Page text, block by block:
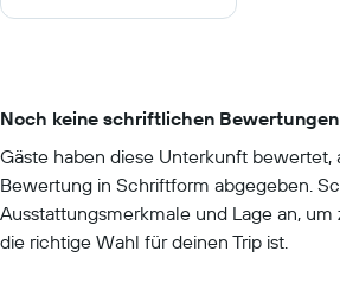
Noch keine schriftlichen Bewertungen
Gäste haben diese Unterkunft bewertet,
Bewertung in Schriftform abgegeben.
Ausstattungsmerkmale und Lage an,
die richtige Wahl für deinen Trip ist.